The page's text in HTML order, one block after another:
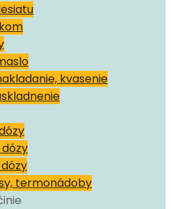
kvasenie
termonádoby